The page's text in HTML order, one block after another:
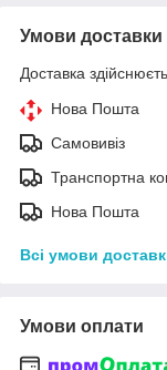
Умови доставки
Доставка
Нова Пошта
Самовивіз
Транспортна
Нова Пошта
Всі умови
Умови оплати